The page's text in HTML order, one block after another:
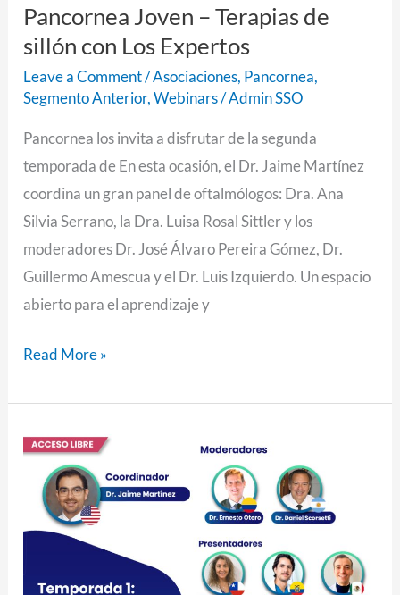
Pancornea Joven – Terapias de
sillón con Los Expertos
Leave a Comment/Asociaciones, Pancornea,
Segmento Anterior,Webinars/Admin SSO
Pancornea los invita a disfrutar de la segunda
temporada de En esta ocasión, el Dr. Jaime Martínez
coordina un gran panel de oftalmólogos: Dra. Ana
Silvia Serrano, la Dra. Luisa Rosal Sittler y los
moderadores Dr. José Álvaro Pereira Gómez, Dr.
Guillermo Amescua y el Dr. Luis Izquierdo. Un espacio
abierto para el aprendizaje y
Read More »
Pancornea
Joven
Terapias
sillón